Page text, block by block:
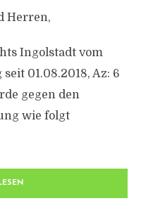
Herren,
Ingolstadt vom
01.08.2018, Az: 6
gegen den
wie folgt